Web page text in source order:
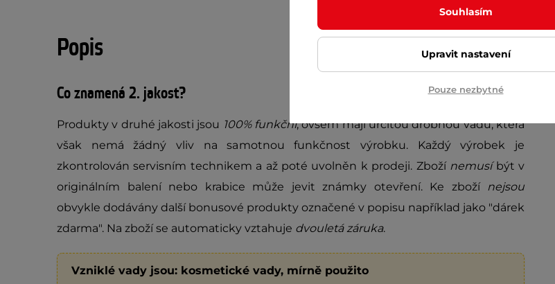
Popis
Co znamená 2. jakost?
Produkty v druhé jakosti jsou 100% funkční, ovšem mají určitou drobnou vadu, která
však nemá žádný vliv na samotnou funkčnost výrobku. Každý výrobek je
zkontrolován servisním technikem a až poté uvolněn k prodeji. Zboží nemusí být v
originálním balení nebo krabice může jevit známky otevření. Ke zboží nejsou
obvykle dodávány další bonusové produkty označené v popisu například jako "dárek
zdarma". Na zboží se automaticky vztahuje dvouletá záruka.
Vzniklé vady jsou: kosmetické vady, mírně použito
Souhlasím
Upravit nastavení
Pouze nezbytné